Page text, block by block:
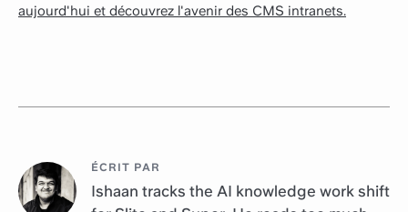
aujourd'hui et découvrez l'avenir des CMS intranets.
ÉCRIT PAR
Ishaan tracks the AI knowledge work shift